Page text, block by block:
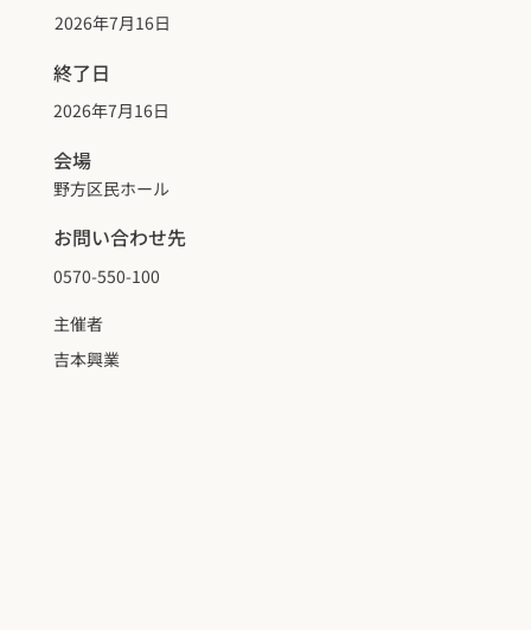
2026年7月16日
終了日
2026年7月16日
会場
野方区民ホール
お問い合わせ先
0570-550-100
主催者
吉本興業